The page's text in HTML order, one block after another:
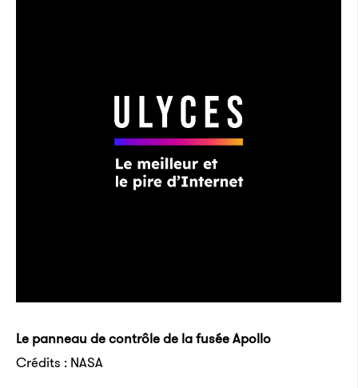
Le panneau de contrôle de la fusée Apollo
Crédits : NASA